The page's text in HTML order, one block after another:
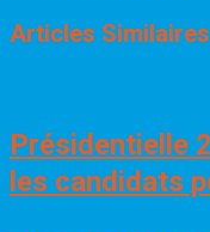
Articles Similaires
Présidentielle
les candidats